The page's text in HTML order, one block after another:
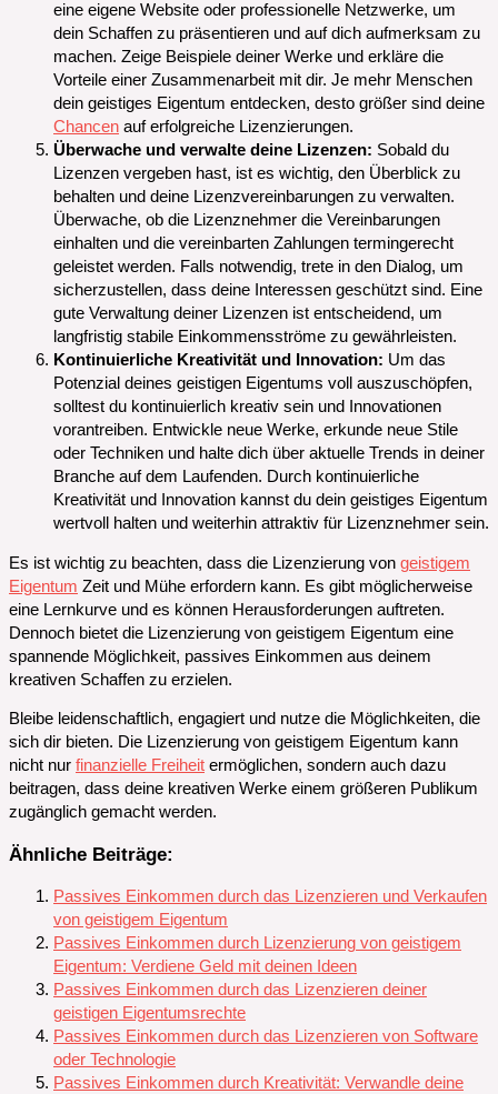
eine eigene Website oder professionelle Netzwerke, um
dein Schaffen zu präsentieren und auf dich aufmerksam zu
machen. Zeige Beispiele deiner Werke und erkläre die
Vorteile einer Zusammenarbeit mit dir. Je mehr Menschen
dein geistiges Eigentum entdecken, desto größer sind deine
Chancen auf erfolgreiche Lizenzierungen.
Überwache und verwalte deine Lizenzen: Sobald du
Lizenzen vergeben hast, ist es wichtig, den Überblick zu
behalten und deine Lizenzvereinbarungen zu verwalten.
Überwache, ob die Lizenznehmer die Vereinbarungen
einhalten und die vereinbarten Zahlungen termingerecht
geleistet werden. Falls notwendig, trete in den Dialog, um
sicherzustellen, dass deine Interessen geschützt sind. Eine
gute Verwaltung deiner Lizenzen ist entscheidend, um
langfristig stabile Einkommensströme zu gewährleisten.
Kontinuierliche Kreativität und Innovation: Um das
Potenzial deines geistigen Eigentums voll auszuschöpfen,
solltest du kontinuierlich kreativ sein und Innovationen
vorantreiben. Entwickle neue Werke, erkunde neue Stile
oder Techniken und halte dich über aktuelle Trends in deiner
Branche auf dem Laufenden. Durch kontinuierliche
Kreativität und Innovation kannst du dein geistiges Eigentum
wertvoll halten und weiterhin attraktiv für Lizenznehmer sein.
Es ist wichtig zu beachten, dass die Lizenzierung von geistigem
Eigentum Zeit und Mühe erfordern kann. Es gibt möglicherweise
eine Lernkurve und es können Herausforderungen auftreten.
Dennoch bietet die Lizenzierung von geistigem Eigentum eine
spannende Möglichkeit, passives Einkommen aus deinem
kreativen Schaffen zu erzielen.
Bleibe leidenschaftlich, engagiert und nutze die Möglichkeiten, die
sich dir bieten. Die Lizenzierung von geistigem Eigentum kann
nicht nur finanzielle Freiheit ermöglichen, sondern auch dazu
beitragen, dass deine kreativen Werke einem größeren Publikum
zugänglich gemacht werden.
Ähnliche Beiträge:
Passives Einkommen durch das Lizenzieren und Verkaufen
von geistigem Eigentum
Passives Einkommen durch Lizenzierung von geistigem
Eigentum: Verdiene Geld mit deinen Ideen
Passives Einkommen durch das Lizenzieren deiner
geistigen Eigentumsrechte
Passives Einkommen durch das Lizenzieren von Software
oder Technologie
Passives Einkommen durch Kreativität: Verwandle deine